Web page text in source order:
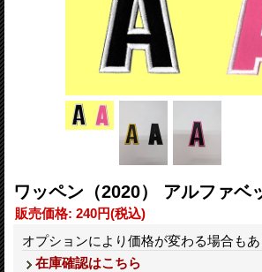
ワッペン（2020） アルファベ
販売価格: 240円(税込)
オプションにより価格が変わる場合もあ
在庫確認はこちら